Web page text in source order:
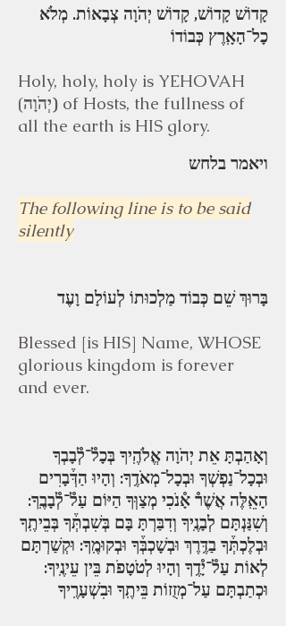
קָדוֹשׁ קָדוֹשׁ, קָדוֹשׁ יְהֹוָה צְבָאוֹת. מְלֹא
כָל־הָאָֽרֶץ כְּבוֹדוֹ
Holy, holy, holy is YEHOVAH
(
יְהֹוָה) of Hosts, the fullness of
all the earth is HIS glory.
ויאמר בלחש
The following line is to be said
silently
בָּרוּךְ שֵׁם כְּבוֹד מַלְכוּתוֹ לְעוֹלָם וָעֶד
Blessed [is HIS] Name, WHOSE
glorious kingdom is forever
and ever.
וְאָהַבְתָּ אֵת יְהֹוָה אֱלֹהֶֽיךָ בְּכָל֯־לְ֯בָבְךָ
וּבְכָל־נַפְשְׁךָ וּבְכָל־מְאֹדֶֽךָ: וְהָיוּ הַדְּ֒בָרִים
הָאֵֽלֶּה אֲשֶׁר֯ אָ֯נֹכִי מְצַוְּךָ הַיּוֹם עַל֯־לְ֯בָבֶֽךָ:
וְשִׁנַּנְתָּם לְבָנֶֽיךָ וְדִבַּרְתָּ בָּם בְּשִׁבְתְּ֒ךָ בְּבֵיתֶֽךָ
וּבְלֶכְתְּ֒ךָ בַדֶּֽרֶךְ וּבְשָׁכְבְּ֒ךָ וּבְקוּמֶֽךָ: וּקְשַׁרְתָּם
לְאוֹת עַל֯־יָ֯דֶֽךָ וְהָיוּ לְטֹטָפֹת בֵּין עֵינֶֽיךָ:
וּכְתַבְתָּם עַל־מְזֻזוֹת בֵּיתֶֽךָ וּבִשְׁעָרֶֽיךָ